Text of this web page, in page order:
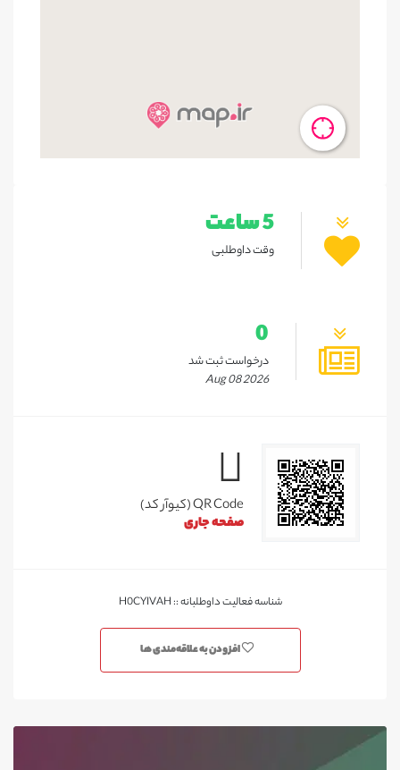
5 ساعت
وقت داوطلبی
0
درخواست ثبت شد
Aug 08 2026
QR Code (کیوآر کد)
صفحه جاری
شناسه فعالیت داوطلبانه :: H0CYIVAH
افزودن به علاقه‌مندی ها